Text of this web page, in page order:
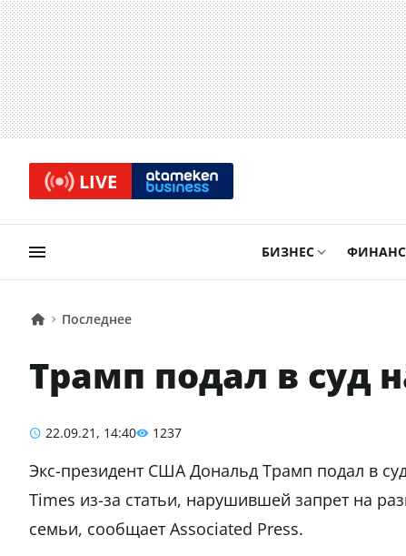
LIVE
БИЗНЕС
Последнее
Трамп подал в суд
22.09.21, 14:40 1237
Экс-президент США Дональд Трамп подал в
Times из-за статьи, нарушившей запрет на
семьи, сообщает Associated Press.